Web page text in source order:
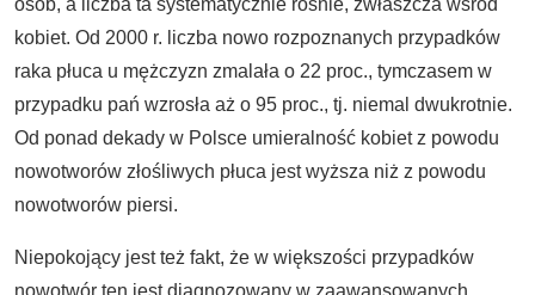
osób, a liczba ta systematycznie rośnie, zwłaszcza wśród
kobiet. Od 2000 r. liczba nowo rozpoznanych przypadków
raka płuca u mężczyzn zmalała o 22 proc., tymczasem w
przypadku pań wzrosła aż o 95 proc., tj. niemal dwukrotnie.
Od ponad dekady w Polsce umieralność kobiet z powodu
nowotworów złośliwych płuca jest wyższa niż z powodu
nowotworów piersi.
Niepokojący jest też fakt, że w większości przypadków
nowotwór ten jest diagnozowany w zaawansowanych